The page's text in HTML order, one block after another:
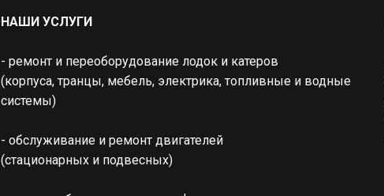
НАШИ УСЛУГИ
- ремонт и переоборудование лодок и катеров
(корпуса, транцы, мебель, электрика, топливные и водные
системы)
- обслуживание и ремонт двигателей
(стационарных и подвесных)